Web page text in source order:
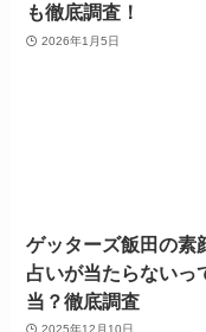
も徹底調査！
2026年1月5日
ゲッターズ飯田の素
占いが当たらないっ
当？徹底調査
2025年12月10日